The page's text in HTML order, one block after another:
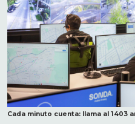
Cada minuto cuenta: llama al 1403